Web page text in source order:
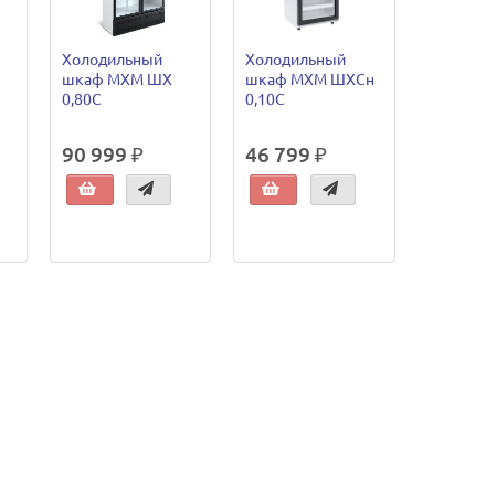
Холодильный
шкаф МХМ ШХ
0,80С
90 999 ₽
Холодильный
шкаф МХМ ШХСн
0,10С
46 799 ₽